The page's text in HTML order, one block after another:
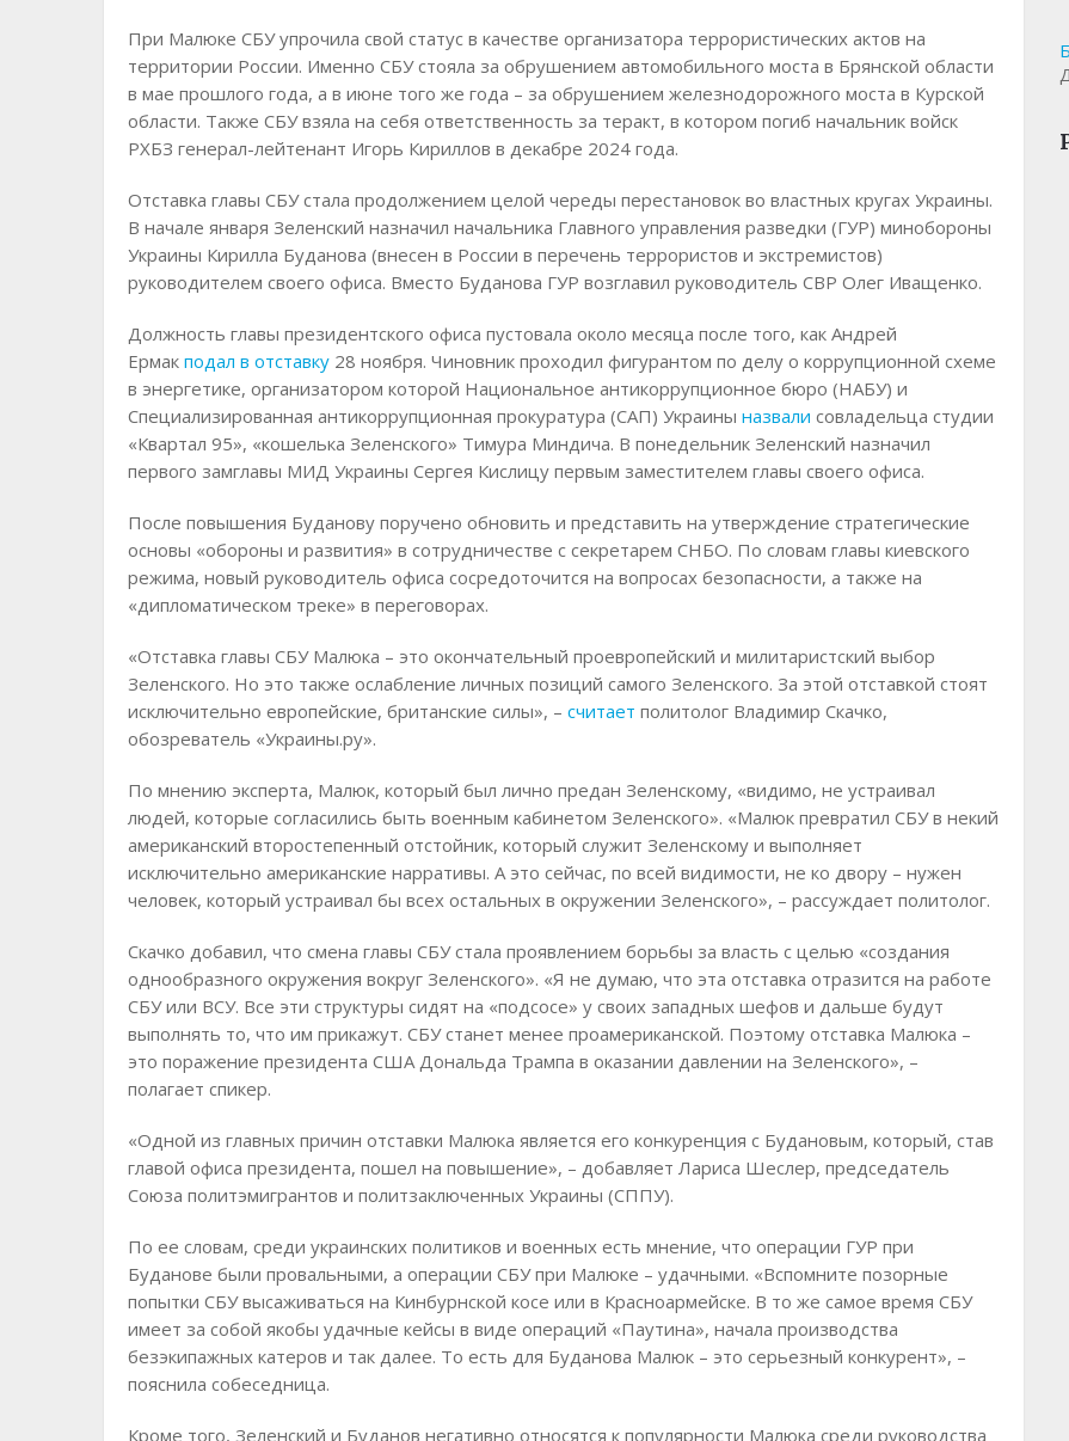
При Малюке СБУ упрочила свой статус в качестве организатора террористических актов на
территории России. Именно СБУ стояла за обрушением автомобильного моста в Брянской области
в мае прошлого года, а в июне того же года – за обрушением железнодорожного моста в Курской
области. Также СБУ взяла на себя ответственность за теракт, в котором погиб начальник войск
РХБЗ генерал-лейтенант Игорь Кириллов в декабре 2024 года.
Отставка главы СБУ стала продолжением целой череды перестановок во властных кругах Украины.
В начале января Зеленский назначил начальника Главного управления разведки (ГУР) минобороны
Украины Кирилла Буданова (внесен в России в перечень террористов и экстремистов)
руководителем своего офиса. Вместо Буданова ГУР возглавил руководитель СВР Олег Иващенко.
Должность главы президентского офиса пустовала около месяца после того, как Андрей
Ермак подал в отставку 28 ноября. Чиновник проходил фигурантом по делу о коррупционной схеме
в энергетике, организатором которой Национальное антикоррупционное бюро (НАБУ) и
Специализированная антикоррупционная прокуратура (САП) Украины назвали совладельца студии
«Квартал 95», «кошелька Зеленского» Тимура Миндича. В понедельник Зеленский назначил
первого замглавы МИД Украины Сергея Кислицу первым заместителем главы своего офиса.
После повышения Буданову поручено обновить и представить на утверждение стратегические
основы «обороны и развития» в сотрудничестве с секретарем СНБО. По словам главы киевского
режима, новый руководитель офиса сосредоточится на вопросах безопасности, а также на
«дипломатическом треке» в переговорах.
«Отставка главы СБУ Малюка – это окончательный проевропейский и милитаристский выбор
Зеленского. Но это также ослабление личных позиций самого Зеленского. За этой отставкой стоят
исключительно европейские, британские силы», – считает политолог Владимир Скачко,
обозреватель «Украины.ру».
По мнению эксперта, Малюк, который был лично предан Зеленскому, «видимо, не устраивал
людей, которые согласились быть военным кабинетом Зеленского». «Малюк превратил СБУ в некий
американский второстепенный отстойник, который служит Зеленскому и выполняет
исключительно американские нарративы. А это сейчас, по всей видимости, не ко двору – нужен
человек, который устраивал бы всех остальных в окружении Зеленского», – рассуждает политолог.
Скачко добавил, что смена главы СБУ стала проявлением борьбы за власть с целью «создания
однообразного окружения вокруг Зеленского». «Я не думаю, что эта отставка отразится на работе
СБУ или ВСУ. Все эти структуры сидят на «подсосе» у своих западных шефов и дальше будут
выполнять то, что им прикажут. СБУ станет менее проамериканской. Поэтому отставка Малюка –
это поражение президента США Дональда Трампа в оказании давлении на Зеленского», –
полагает спикер.
«Одной из главных причин отставки Малюка является его конкуренция с Будановым, который, став
главой офиса президента, пошел на повышение», – добавляет Лариса Шеслер, председатель
Союза политэмигрантов и политзаключенных Украины (СППУ).
По ее словам, среди украинских политиков и военных есть мнение, что операции ГУР при
Буданове были провальными, а операции СБУ при Малюке – удачными. «Вспомните позорные
попытки СБУ высаживаться на Кинбурнской косе или в Красноармейске. В то же самое время СБУ
имеет за собой якобы удачные кейсы в виде операций «Паутина», начала производства
безэкипажных катеров и так далее. То есть для Буданова Малюк – это серьезный конкурент», –
пояснила собеседница.
Кроме того, Зеленский и Буданов негативно относятся к популярности Малюка среди руководства